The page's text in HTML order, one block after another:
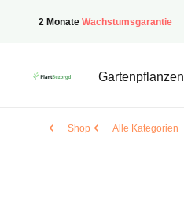
2 Monate Wachstumsgarantie
PflanzenGeliefert
Gartenpflanzen
Shop Alle Kategorien